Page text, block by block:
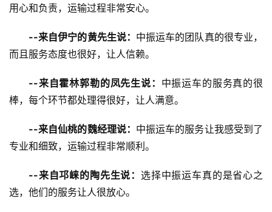
用心和负责，运输过程非常安心。
--来自伊宁的黄先生说： 中振运车的团队真的很专业，
而且服务态度也很好，让人信赖。
--来自霍林郭勒的凤先生说： 中振运车的服务真的很
棒，每个环节都处理得很好，让人满意。
--来自仙桃的魏经理说： 中振运车的服务让我感受到了
专业和细致，运输过程非常顺利。
--来自邛崃的陶先生说： 选择中振运车真的是省心之
选，他们的服务让人很放心。